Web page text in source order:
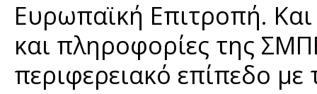
Ευρωπαϊκή Επιτροπή. Και
και πληροφορίες της
περιφερειακό επίπεδο